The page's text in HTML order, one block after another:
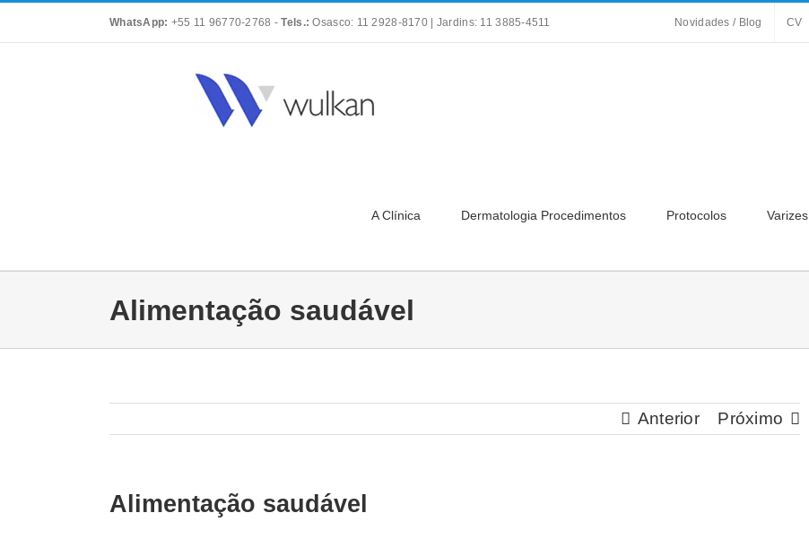
WhatsApp: +55 11 96770-2768 -Tels.: Osasco: 11 2928-8170 | Jardins: 11 3885-4511 Novidades / Blog CV
A Clínica Dermatologia Procedimentos Protocolos Varizes
Alimentação saudável
Anterior Próximo
Alimentação saudável